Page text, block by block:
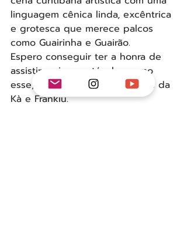
linguagem cênica linda, excêntrica
e grotesca que merece palcos
como Guairinha e Guairão.
Espero conseguir ter a honra de
assistir mais espetáculos como
esse, principalmente se vierem da
Kà e Frankiu.